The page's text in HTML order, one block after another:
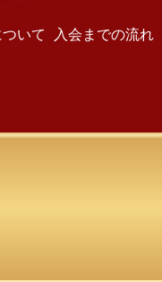
ついて 入会までの流れ